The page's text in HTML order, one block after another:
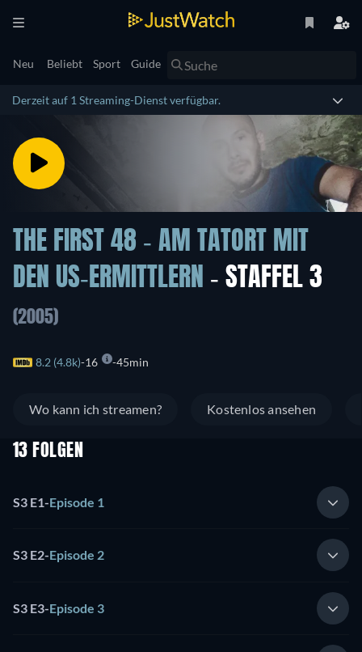
Neu Beliebt Sport Guide
Derzeit auf 1 Streaming-Dienst verfügbar.
THE FIRST 48 - AM TATORT MIT
DEN US-ERMITTLERN - STAFFEL 3
(2005)
8.2 (4.8k) 16 45min
Wo kann ich streamen? Kostenlos ansehen
13 FOLGEN
S3 E1-Episode 1
S3 E2-Episode 2
S3 E3-Episode 3